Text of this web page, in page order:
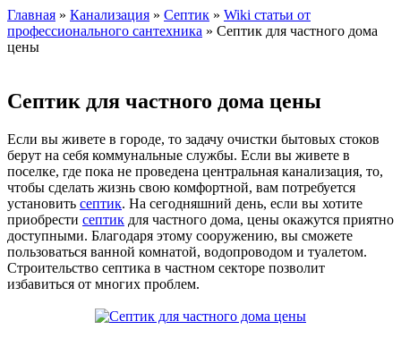
Главная » Канализация » Септик » Wiki статьи от
профессионального сантехника » Септик для частного дома
цены
Септик для частного дома цены
Если вы живете в городе, то задачу очистки бытовых стоков
берут на себя коммунальные службы. Если вы живете в
поселке, где пока не проведена центральная канализация, то,
чтобы сделать жизнь свою комфортной, вам потребуется
установить септик. На сегодняшний день, если вы хотите
приобрести септик для частного дома, цены окажутся приятно
доступными. Благодаря этому сооружению, вы сможете
пользоваться ванной комнатой, водопроводом и туалетом.
Строительство септика в частном секторе позволит
избавиться от многих проблем.